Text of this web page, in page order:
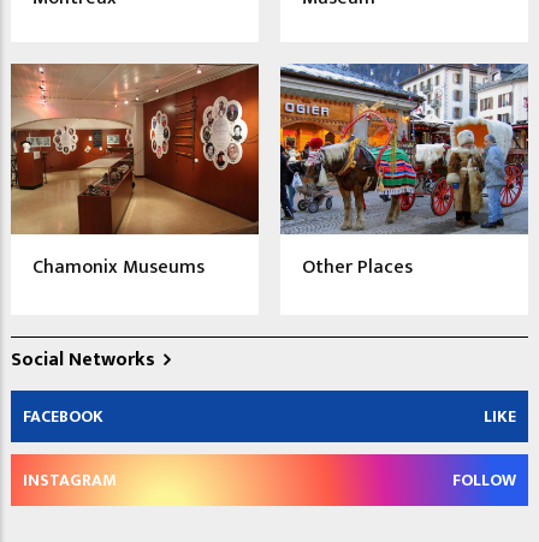
Chamonix Museums Other Places
Social Networks
FACEBOOK LIKE
INSTAGRAM FOLLOW